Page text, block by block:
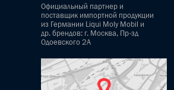
Официальный партнер и
поставщик импортной продукции
из Германии Liqui Moly Mobil и
др. брендов: г. Москва, Пр-зд
Одоевского 2А